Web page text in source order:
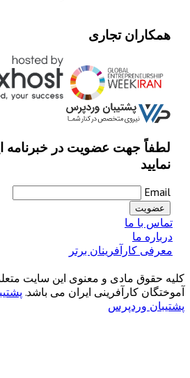
همکاران تجاری
لطفاً جهت عضویت در خبرنامه
نمایید
Email
تماس با ما
درباره ما
معرفی کارآفرینان برتر
کلیه حقوق مادی و معنوی این سایت
آموختگان کارآفرینی ایران می باشد.
پشتیبان وردپرس